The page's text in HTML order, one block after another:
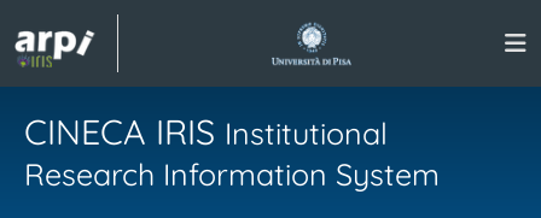
CINECA IRIS Institutional
Research Information System